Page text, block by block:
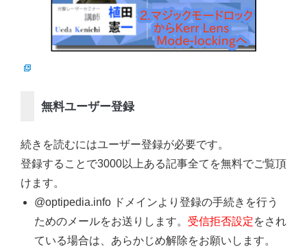
無料ユーザー登録
続きを読むにはユーザー登録が必要です。
登録することで3000以上ある記事全てを無料でご覧頂
けます。
@optipedia.info ドメインより登録の手続きを行う
ためのメールをお送りします。 受信拒否設定をされ
ている場合は、あらかじめ解除をお願いします。